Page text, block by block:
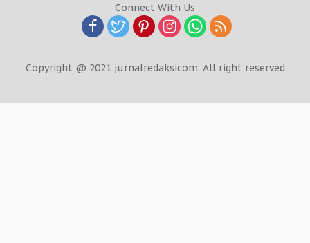
Connect With Us
Copyright @ 2021 jurnalredaksicom. All right reserved